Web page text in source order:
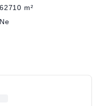
62710 m²
Ne